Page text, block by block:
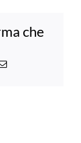
che
Email